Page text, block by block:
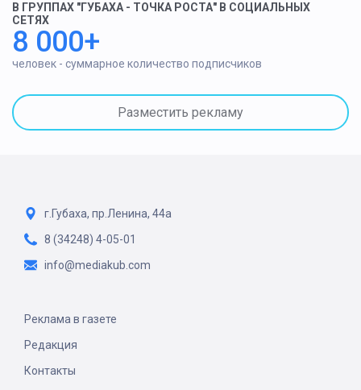
В ГРУППАХ "ГУБАХА - ТОЧКА РОСТА" В СОЦИАЛЬНЫХ
СЕТЯХ
8 000+
человек - суммарное количество подписчиков
Разместить рекламу
г.Губаха, пр.Ленина, 44а
8 (34248) 4-05-01
info@mediakub.com
Реклама в газете
Редакция
Контакты